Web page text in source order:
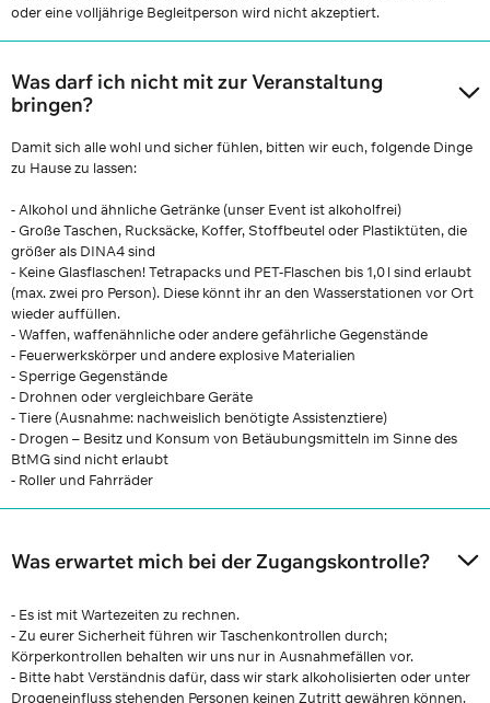
oder eine volljährige Begleitperson wird nicht akzeptiert.
Was darf ich nicht mit zur Veranstaltung
bringen?
Damit sich alle wohl und sicher fühlen, bitten wir euch, folgende Dinge
zu Hause zu lassen:
- Alkohol und ähnliche Getränke (unser Event ist alkoholfrei)
- Große Taschen, Rucksäcke, Koffer, Stoffbeutel oder Plastiktüten, die
größer als DINA4 sind
- Keine Glasflaschen! Tetrapacks und PET-Flaschen bis 1,0 l sind erlaubt
(max. zwei pro Person). Diese könnt ihr an den Wasserstationen vor Ort
wieder auffüllen.
- Waffen, waffenähnliche oder andere gefährliche Gegenstände
- Feuerwerkskörper und andere explosive Materialien
- Sperrige Gegenstände
- Drohnen oder vergleichbare Geräte
- Tiere (Ausnahme: nachweislich benötigte Assistenztiere)
- Drogen – Besitz und Konsum von Betäubungsmitteln im Sinne des
BtMG sind nicht erlaubt
- Roller und Fahrräder
Was erwartet mich bei der Zugangskontrolle?
- Es ist mit Wartezeiten zu rechnen.
- Zu eurer Sicherheit führen wir Taschenkontrollen durch;
Körperkontrollen behalten wir uns nur in Ausnahmefällen vor.
- Bitte habt Verständnis dafür, dass wir stark alkoholisierten oder unter
Drogeneinfluss stehenden Personen keinen Zutritt gewähren können.